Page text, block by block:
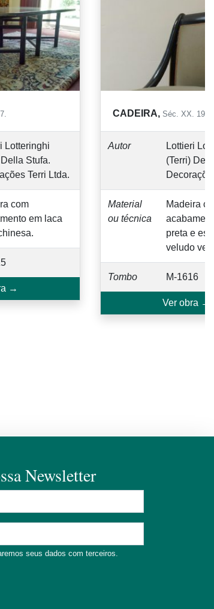
Stufa.
Terri Ltda.
com
em laca
CADEIRA,Séc. XX. 1957
Autor
Lottieri
(Terri) Della
Decorações
Material
ou técnica
Madeira com
acabamento
preta e
veludo verde.
Tombo M-1616
Ver obra →
Newsletter
seus dados com terceiros.